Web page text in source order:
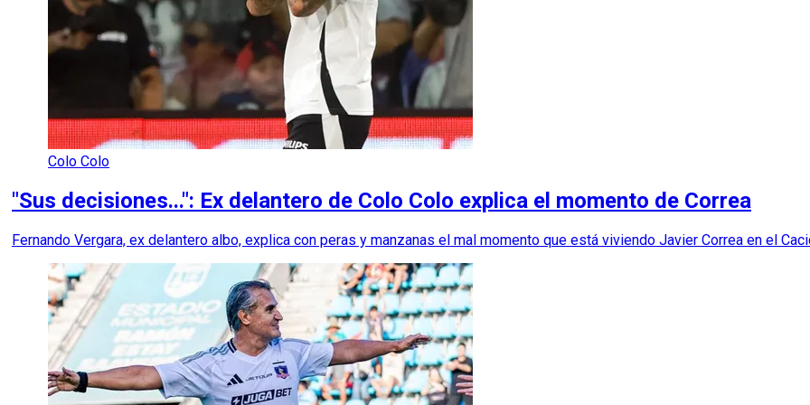
Colo Colo
"Sus decisiones...": Ex delantero de Colo Colo explica el momento de Correa
Fernando Vergara, ex delantero albo, explica con peras y manzanas el mal momento que está viviendo Javier Correa en el